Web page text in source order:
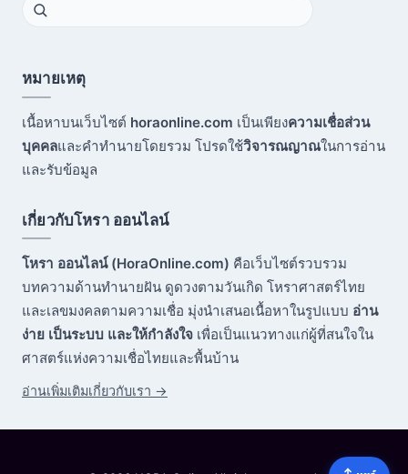
หมายเหตุ
เนื้อหาบนเว็บไซต์ horaonline.com เป็นเพียงความเชื่อส่วน
บุคคลและคำทำนายโดยรวม โปรดใช้วิจารณญาณในการอ่าน
และรับข้อมูล
เกี่ยวกับโหรา ออนไลน์
โหรา ออนไลน์ (HoraOnline.com) คือเว็บไซต์รวบรวม
บทความด้านทำนายฝัน ดูดวงตามวันเกิด โหราศาสตร์ไทย
และเลขมงคลตามความเชื่อ มุ่งนำเสนอเนื้อหาในรูปแบบ อ่าน
ง่าย เป็นระบบ และให้กำลังใจ เพื่อเป็นแนวทางแก่ผู้ที่สนใจใน
ศาสตร์แห่งความเชื่อไทยและพื้นบ้าน
อ่านเพิ่มเติมเกี่ยวกับเรา →